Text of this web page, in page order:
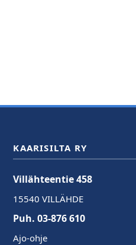
KAARISILTA RY
Villähteentie 458
15540 VILLÄHDE
Puh. 03-876 610
Ajo-ohje